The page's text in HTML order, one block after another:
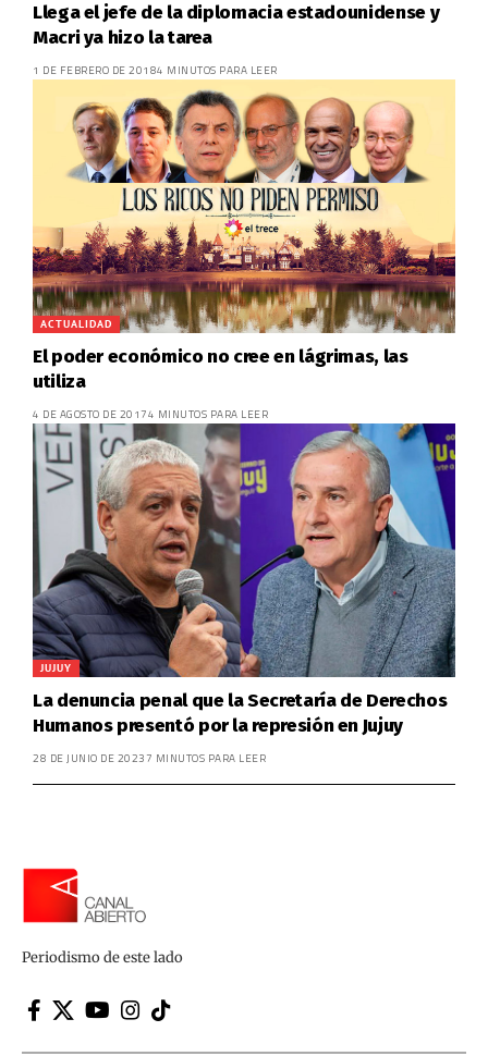
Llega el jefe de la diplomacia estadounidense y
Macri ya hizo la tarea
1 DE FEBRERO DE 20184 MINUTOS PARA LEER
ACTUALIDAD
El poder económico no cree en lágrimas, las
utiliza
4 DE AGOSTO DE 20174 MINUTOS PARA LEER
JUJUY
La denuncia penal que la Secretaría de Derechos
Humanos presentó por la represión en Jujuy
28 DE JUNIO DE 20237 MINUTOS PARA LEER
Periodismo de este lado